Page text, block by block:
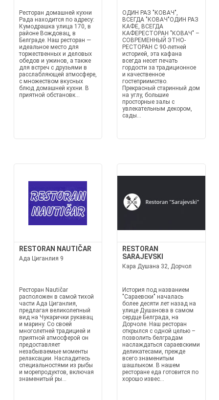
Ресторан домашней кухни
Рада находится по адресу:
Кумодрашка улица 170, в
районе Вождовац, в
Белграде. Наш ресторан —
идеальное место для
торжественных и деловых
обедов и ужинов, а также
для встреч с друзьями в
расслабляющей атмосфере,
с множеством вкусных
блюд домашней кухни. В
приятной обстановк...
ОДИН РАЗ "КОВАЧ",
ВСЕГДА "КОВАЧ"ОДИН РАЗ
КАФЕ, ВСЕГДА
КАФЕРЕСТОРАН "КОВАЧ" –
СОВРЕМЕННЫЙ ЭТНО-
РЕСТОРАН С 90-летней
историей, эта кафана
всегда несет печать
гордости за традиционное
и качественное
гостеприимство.
Прекрасный старинный дом
на углу, большие
просторные залы с
увлекательным декором,
сады...
RESTORAN NAUTIČAR
Ада Циганлия 9
Ресторан Nautičar
расположен в самой тихой
части Ада Циганлия,
предлагая великолепный
вид на Чукарички рукавац
и марину. Со своей
многолетней традицией и
приятной атмосферой он
предоставляет
незабываемые моменты
релаксации. Насладитесь
специальностями из рыбы
и морепродуктов, включая
знаменитый ры...
RESTORAN
SARAJEVSKI
Кара Душана 32, Дорчол
История под названием
"Сараевски" началась
более десяти лет назад на
улице Душанова в самом
сердце Белграда, на
Дорчоле. Наш ресторан
открылся с одной целью –
позволить белградам
наслаждаться сараевскими
деликатесами, прежде
всего знаменитым
шашлыком. В нашем
ресторане еда готовится по
хорошо извес...